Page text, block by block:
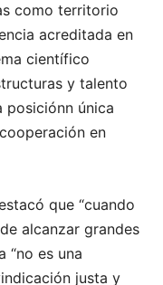
como territorio
acreditada en
científico
y talento
posiciónn única
en
que “cuando
alcanzar grandes
“no es una
justa y